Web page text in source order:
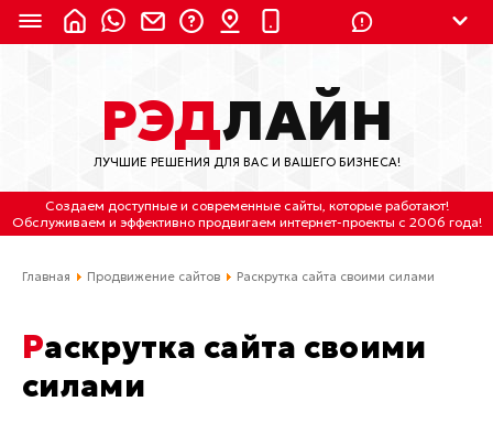
8 (800) 550-9899 (с 2:30 до 11:30 по
Мск)
Бесплатно по России
(4212) 658-653
(4212) 637-673
Отдельный вход \ Левый торец здания
РЭДЛАЙН
ЛУЧШИЕ РЕШЕНИЯ ДЛЯ ВАС И ВАШЕГО БИЗНЕСА!
Создаем доступные и современные сайты, которые работают!
Обслуживаем и эффективно продвигаем интернет-проекты с 2006 года!
Главная Продвижение сайтов Раскрутка сайта своими силами
Раскрутка сайта своими
силами